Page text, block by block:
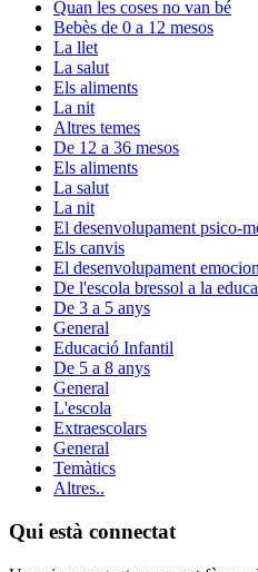
Quan les coses no van bé
Bebès de 0 a 12 mesos
La llet
La salut
Els aliments
La nit
Altres temes
De 12 a 36 mesos
Els aliments
La salut
La nit
El desenvolupament psico-
Els canvis
El desenvolupament
De l'escola bressol a la
De 3 a 5 anys
General
Educació Infantil
De 5 a 8 anys
General
L'escola
Extraescolars
General
Temàtics
Altres..
Qui està connectat